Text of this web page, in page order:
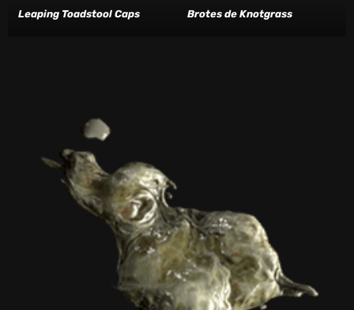
Leaping Toadstool Caps Brotes de Knotgrass